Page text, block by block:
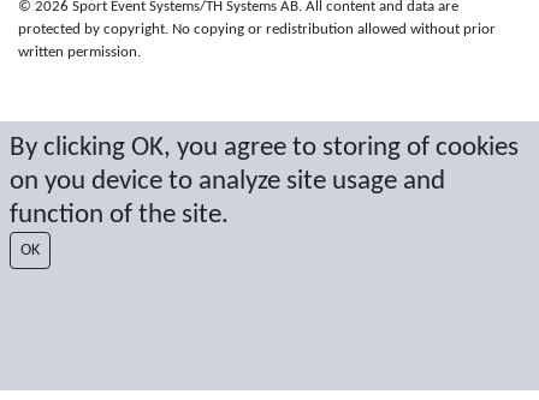
By clicking OK, you agree to storing of cookies
on you device to analyze site usage and
function of the site.
OK
© 2026 Sport Event Systems/TH Systems AB. All content and data are
protected by copyright. No copying or redistribution allowed without prior
written permission.